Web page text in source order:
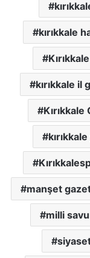
kırıkkale
kırıkkale il
Kırıkkale
manşet
milli